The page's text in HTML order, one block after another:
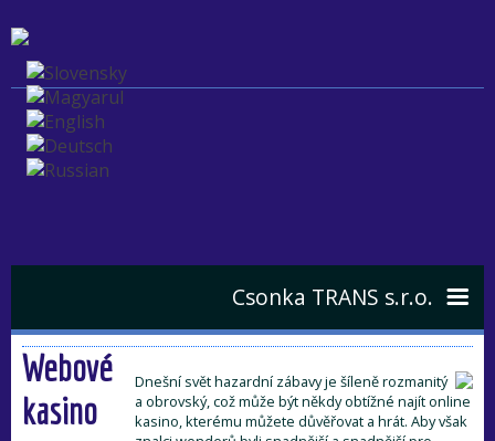
Csonka TRANS s.r.o.
Csonka TRANS
Webové
kasino
Dnešní svět hazardní zábavy je šíleně rozmanitý
a obrovský, což může být někdy obtížné najít online
kasino, kterému můžete důvěřovat a hrát. Aby však